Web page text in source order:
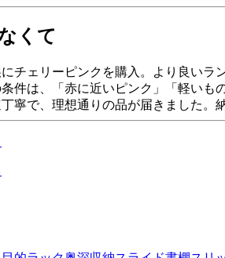
くて
チェリーピンクを購入。より良いラ
条件は、「赤に近いピンク」「軽い
寧で、理想通りの品が届きました。